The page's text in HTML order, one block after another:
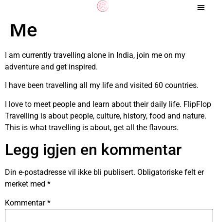
Me
I am currently travelling alone in India, join me on my
adventure and get inspired.
I have been travelling all my life and visited 60 countries.
I love to meet people and learn about their daily life. FlipFlop
Travelling is about people, culture, history, food and nature.
This is what travelling is about, get all the flavours.
Legg igjen en kommentar
Din e-postadresse vil ikke bli publisert. Obligatoriske felt er
merket med *
Kommentar*